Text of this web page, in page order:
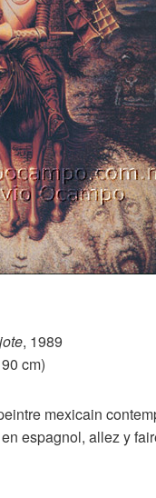
, 1989
cm)
mexicain
espagnol, allez y